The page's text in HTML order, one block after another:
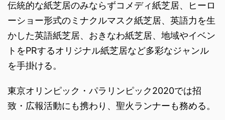
伝統的な紙芝居のみならずコメディ紙芝居、ヒーロ
ーショー形式のミナクルマスク紙芝居、英語力を生
かした英語紙芝居、おきなわ紙芝居、地域やイベン
トをPRするオリジナル紙芝居など多彩なジャンル
を手掛ける。
東京オリンピック・パラリンピック2020では招
致・広報活動にも携わり、聖火ランナーも務める。